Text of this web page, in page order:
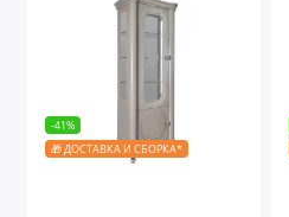
-41%
🎁 ДОСТАВКА И СБОРКА*